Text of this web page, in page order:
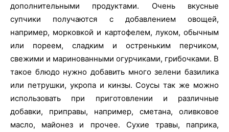
дополнительными продуктами. Очень вкусные
супчики получаются с добавлением овощей,
например, морковкой и картофелем, луком, обычным
или пореем, сладким и остреньким перчиком,
свежими и маринованными огурчиками, грибочками. В
такое блюдо нужно добавить много зелени базилика
или петрушки, укропа и кинзы. Соусы так же можно
использовать при приготовлении и различные
добавки, приправы, например, сметана, оливковое
масло, майонез и прочее. Сухие травы, паприка,